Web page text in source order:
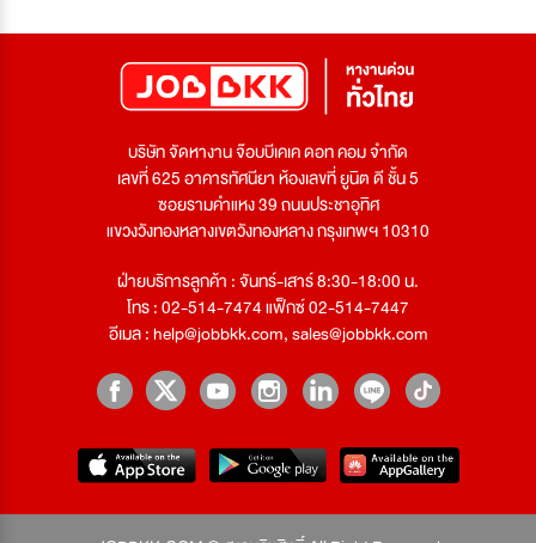
บริษัท จัดหางาน จ๊อบบีเคเค ดอท คอม จำกัด
เลขที่ 625 อาคารทัศนียา ห้องเลขที่ ยูนิต ดี ชั้น 5
ซอยรามคำแหง 39 ถนนประชาอุทิศ
แขวงวังทองหลางเขตวังทองหลาง กรุงเทพฯ 10310
ฝ่ายบริการลูกค้า : จันทร์-เสาร์ 8:30-18:00 น.
โทร : 02-514-7474 แฟ็กซ์ 02-514-7447
อีเมล :help@jobbkk.com,sales@jobbkk.com